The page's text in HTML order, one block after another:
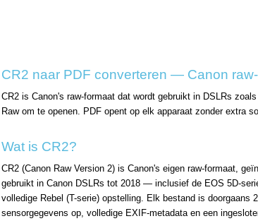
CR2 naar PDF converteren — Canon
CR2 is Canon's raw-formaat dat wordt gebruikt in DSLRs
Raw om te openen. PDF opent op elk apparaat zonder extra
Wat is CR2?
CR2 (Canon Raw Version 2) is Canon's eigen raw-formaat,
gebruikt in Canon DSLRs tot 2018 — inclusief de EOS 5D-
volledige Rebel (T-serie) opstelling. Elk bestand is doorgaans
sensorgegevens op, volledige EXIF-metadata en een